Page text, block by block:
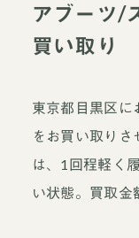
アブーツ/
買い取り
東京都目黒区に
をお買い取りさ
は、1回程軽く
い状態。買取金